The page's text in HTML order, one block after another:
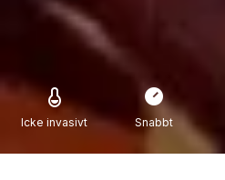
Icke invasivt Snabbt